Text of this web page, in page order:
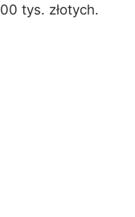
tys. złotych.